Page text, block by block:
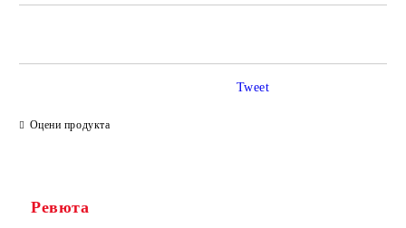
Оцени продукта
Tweet
Ревюта